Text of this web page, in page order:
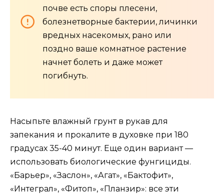
почве есть споры плесени,
болезнетворные бактерии, личинки
вредных насекомых, рано или
поздно ваше комнатное растение
начнет болеть и даже может
погибнуть.
Насыпьте влажный грунт в рукав для
запекания и прокалите в духовке при 180
градусах 35-40 минут. Еще один вариант —
использовать биологические фунгициды.
«Барьер», «Заслон», «Агат», «Бактофит»,
«Интеграл», «Фитоп», «Планзир»: все эти